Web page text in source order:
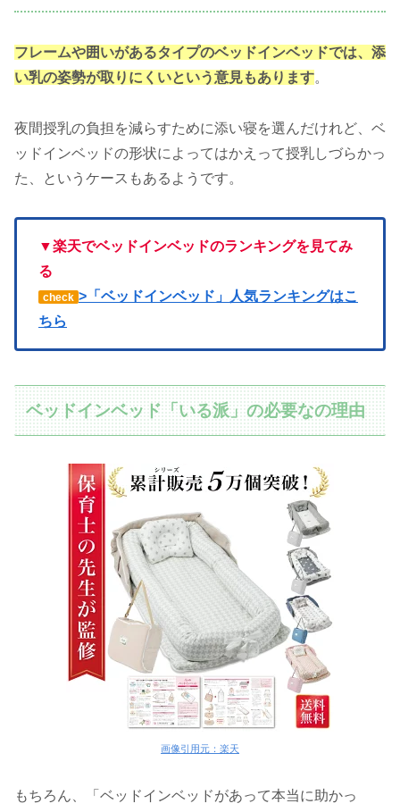
フレームや囲いがあるタイプのベッドインベッドでは、添
い乳の姿勢が取りにくいという意見もあります。
夜間授乳の負担を減らすために添い寝を選んだけれど、ベ
ッドインベッドの形状によってはかえって授乳しづらかっ
た、というケースもあるようです。
▼楽天でベッドインベッドのランキングを見てみ
る
check >「ベッドインベッド」人気ランキングはこ
ちら
ベッドインベッド「いる派」の必要なの理由
画像引用元：楽天
もちろん、「ベッドインベッドがあって本当に助かっ